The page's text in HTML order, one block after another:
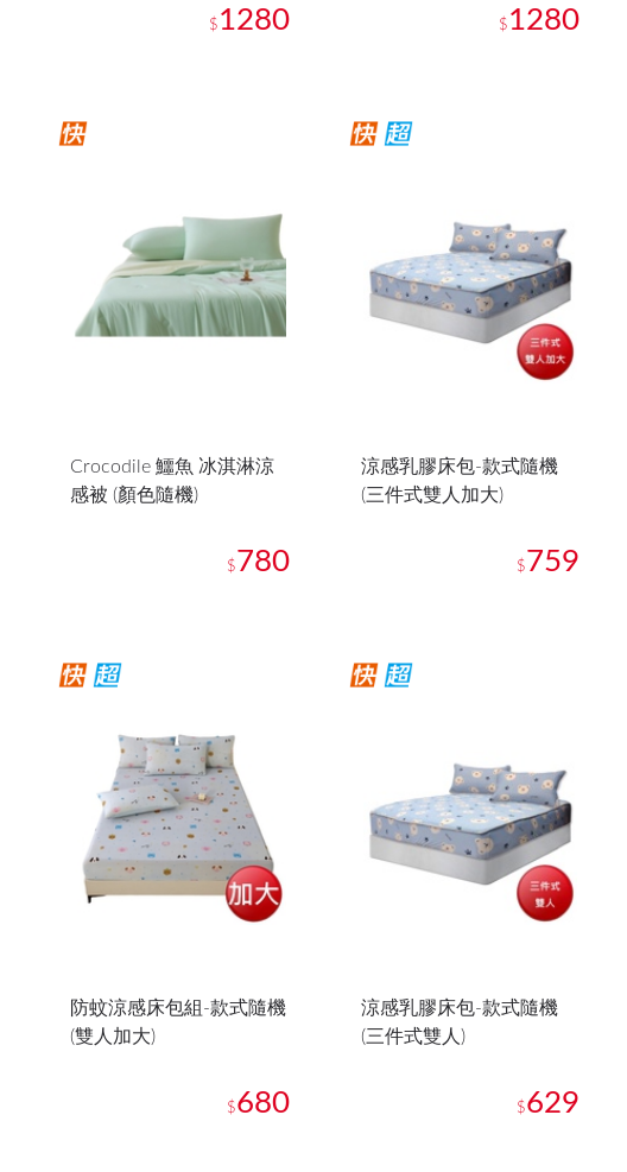
$ 1280 $ 1280
Crocodile 鱷魚 冰淇淋涼
感被 (顏色隨機)
$780
涼感乳膠床包-款式隨機
(三件式雙人加大)
$759
防蚊涼感床包組-款式隨機
(雙人加大)
$680
涼感乳膠床包-款式隨機
(三件式雙人)
$629